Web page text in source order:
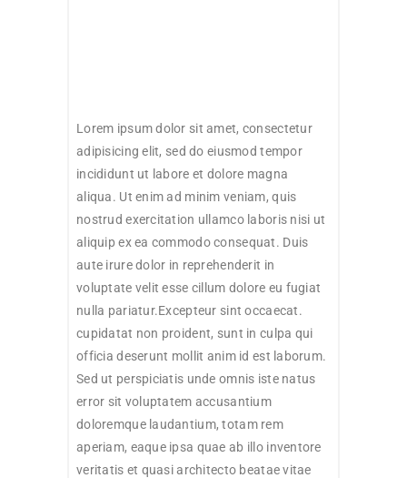
Lorem ipsum dolor sit amet, consectetur
adipisicing elit, sed do eiusmod tempor
incididunt ut labore et dolore magna
aliqua. Ut enim ad minim veniam, quis
nostrud exercitation ullamco laboris nisi ut
aliquip ex ea commodo consequat. Duis
aute irure dolor in reprehenderit in
voluptate velit esse cillum dolore eu fugiat
nulla pariatur.Excepteur sint occaecat.
cupidatat non proident, sunt in culpa qui
officia deserunt mollit anim id est laborum.
Sed ut perspiciatis unde omnis iste natus
error sit voluptatem accusantium
doloremque laudantium, totam rem
aperiam, eaque ipsa quae ab illo inventore
veritatis et quasi architecto beatae vitae